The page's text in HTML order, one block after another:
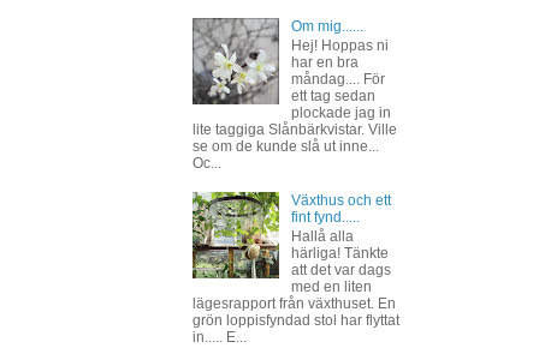
Om mig......
Hej! Hoppas ni
har en bra
måndag.... För
ett tag sedan
plockade jag in
lite taggiga Slånbärkvistar. Ville
se om de kunde slå ut inne...
Oc...
Växthus och ett
fint fynd.....
Hallå alla
härliga! Tänkte
att det var dags
med en liten
lägesrapport från växthuset. En
grön loppisfyndad stol har flyttat
in..... E...